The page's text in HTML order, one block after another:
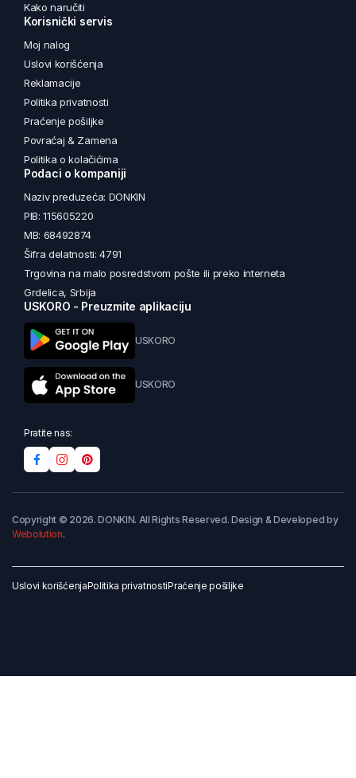
Kako naručiti
Korisnički servis
Moj nalog
Uslovi korišćenja
Reklamacije
Politika privatnosti
Praćenje pošiljke
Povraćaj & Zamena
Politika o kolačićima
Podaci o kompaniji
Naziv preduzeća: DONKIN
PIB: 115605220
MB: 68492874
Šifra delatnosti: 4791
Trgovina na malo posredstvom pošte ili preko interneta
Grdelica, Srbija
USKORO - Preuzmite aplikaciju
USKORO
USKORO
Pratite nas:
Copyright © 2026. DONKIN. All Rights Reserved. Design & Developed by
Webolution.
Uslovi korišćenjaPolitika privatnostiPraćenje pošiljke